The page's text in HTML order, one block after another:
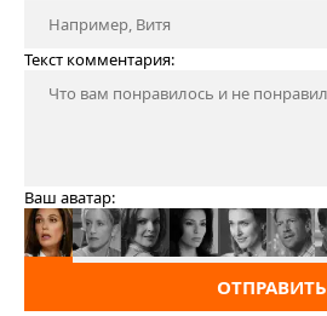
Текст комментария:
Ваш аватар:
ОТПРАВИТЬ